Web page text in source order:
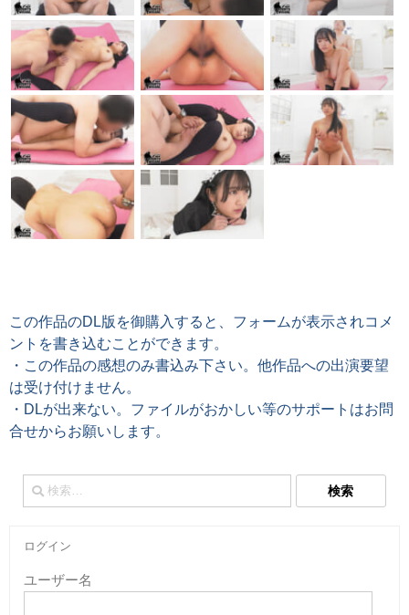
この作品のDL版を御購入すると、フォームが表示されコメ
ントを書き込むことができます。
・この作品の感想のみ書込み下さい。他作品への出演要望
は受け付けません。
・DLが出来ない。ファイルがおかしい等のサポートはお問
合せからお願いします。
検
索:
ログイン
ユーザー名